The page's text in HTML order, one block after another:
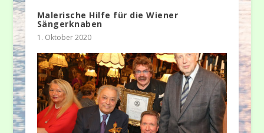
Malerische Hilfe für die Wiener
Sängerknaben
1. Oktober 2020